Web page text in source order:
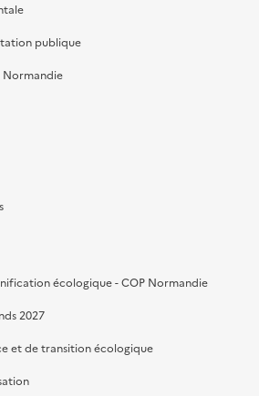
publique
Normandie
écologique - COP Normandie
2027
et de transition écologique